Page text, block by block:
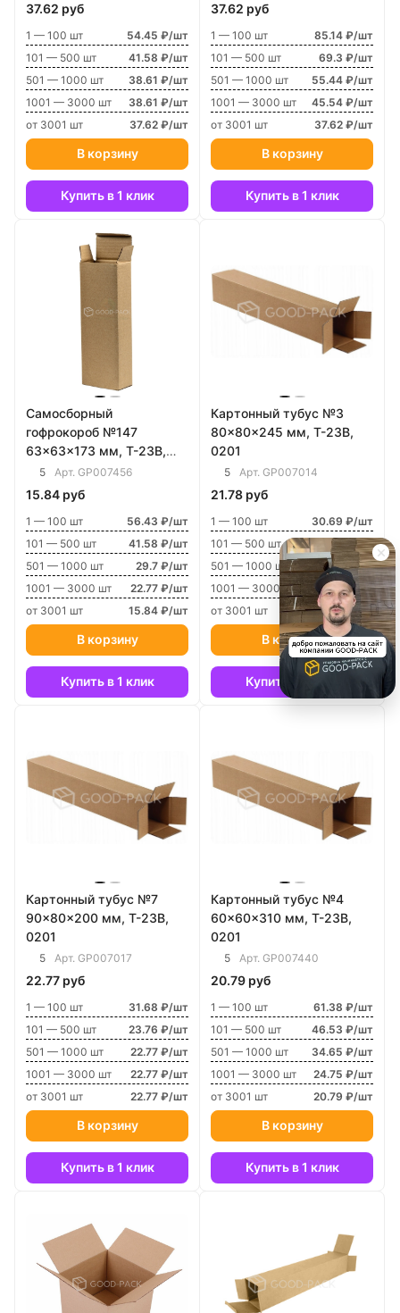
37.62 руб
1 — 100 шт
54.45 ₽/шт
101 — 500 шт
41.58 ₽/шт
501 — 1000 шт
38.61 ₽/шт
1001 — 3000 шт
38.61 ₽/шт
от 3001 шт
37.62 ₽/шт
В корзину
Купить в 1 клик
37.62 руб
1 — 100 шт
85.14 ₽/шт
101 — 500 шт
69.3 ₽/шт
501 — 1000 шт
55.44 ₽/шт
1001 — 3000 шт
45.54 ₽/шт
от 3001 шт
37.62 ₽/шт
В корзину
Купить в 1 клик
Самосборный
гофрокороб №147
63x63x173 мм, Т-23В,
0211
5 Арт. GP007456
15.84 руб
1 — 100 шт
56.43 ₽/шт
101 — 500 шт
41.58 ₽/шт
501 — 1000 шт
29.7 ₽/шт
1001 — 3000 шт
22.77 ₽/шт
от 3001 шт
15.84 ₽/шт
В корзину
Купить в 1 клик
Картонный тубус №3
80x80x245 мм, Т-23В,
0201
5 Арт. GP007014
21.78 руб
1 — 100 шт
30.69 ₽/шт
101 — 500 шт
23.76 ₽/шт
501 — 1000 шт
22.77 ₽/шт
1001 — 3000 шт
21.78 ₽/шт
от 3001 шт
21.78 ₽/шт
В корзину
Купить в 1 клик
Картонный тубус №7
90x80x200 мм, Т-23В,
0201
5 Арт. GP007017
22.77 руб
1 — 100 шт
31.68 ₽/шт
101 — 500 шт
23.76 ₽/шт
501 — 1000 шт
22.77 ₽/шт
1001 — 3000 шт
22.77 ₽/шт
от 3001 шт
22.77 ₽/шт
В корзину
Купить в 1 клик
Картонный тубус №4
60x60x310 мм, Т-23В,
0201
5 Арт. GP007440
20.79 руб
1 — 100 шт
61.38 ₽/шт
101 — 500 шт
46.53 ₽/шт
501 — 1000 шт
34.65 ₽/шт
1001 — 3000 шт
24.75 ₽/шт
от 3001 шт
20.79 ₽/шт
В корзину
Купить в 1 клик